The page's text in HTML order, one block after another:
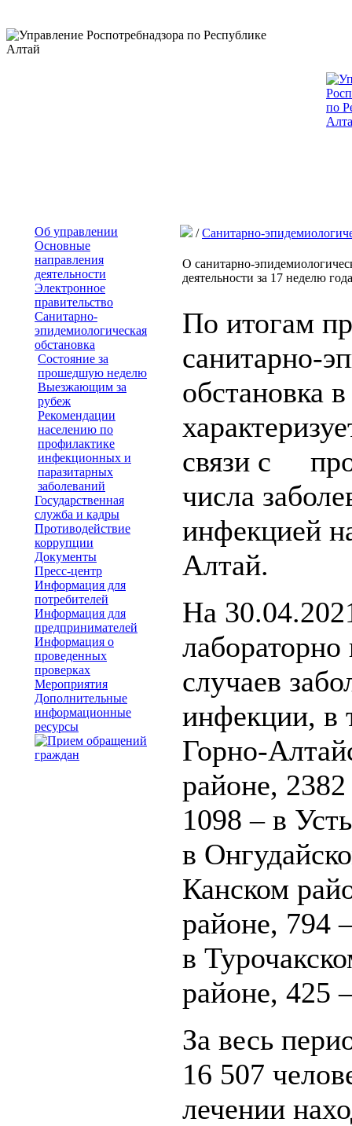
Об управлении
Основные
направления
деятельности
Электронное
правительство
Санитарно-
эпидемиологическая
обстановка
Состояние за
прошедшую неделю
Выезжающим за
рубеж
Рекомендации
населению по
профилактике
инфекционных и
паразитарных
заболеваний
Государственная
служба и кадры
Противодействие
коррупции
Документы
Пресс-центр
Информация для
потребителей
Информация для
предпринимателей
Информация о
проведенных
проверках
Мероприятия
Дополнительные
информационные
ресурсы
/Санитарно-
О санитарно-
деятельности за 17 неделю
По итогам
санитарно-
обстановка
связи с
числа
инфекцией
Алтай.
На
случаев
инфекции, в
Горно-
районе,
1098 – в
в
Канском
районе, 794
в
районе, 425
За весь
16 507
лечении